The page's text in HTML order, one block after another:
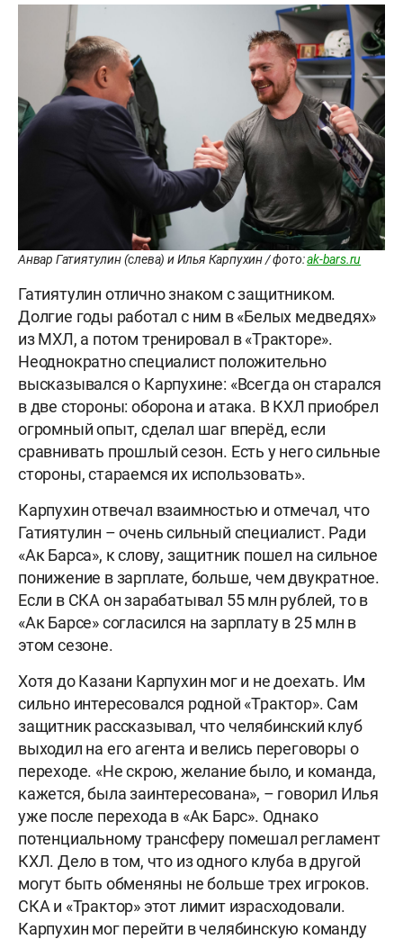
Анвар Гатиятулин (слева) и Илья Карпухин / фото:ak-bars.ru
Гатиятулин отлично знаком с защитником.
Долгие годы работал с ним в «Белых медведях»
из МХЛ, а потом тренировал в «Тракторе».
Неоднократно специалист положительно
высказывался о Карпухине: «Всегда он старался
в две стороны: оборона и атака. В КХЛ приобрел
огромный опыт, сделал шаг вперёд, если
сравнивать прошлый сезон. Есть у него сильные
стороны, стараемся их использовать».
Карпухин отвечал взаимностью и отмечал, что
Гатиятулин – очень сильный специалист. Ради
«Ак Барса», к слову, защитник пошел на сильное
понижение в зарплате, больше, чем двукратное.
Если в СКА он зарабатывал 55 млн рублей, то в
«Ак Барсе» согласился на зарплату в 25 млн в
этом сезоне.
Хотя до Казани Карпухин мог и не доехать. Им
сильно интересовался родной «Трактор». Сам
защитник рассказывал, что челябинский клуб
выходил на его агента и велись переговоры о
переходе. «Не скрою, желание было, и команда,
кажется, была заинтересована», – говорил Илья
уже после перехода в «Ак Барс». Однако
потенциальному трансферу помешал регламент
КХЛ. Дело в том, что из одного клуба в другой
могут быть обменяны не больше трех игроков.
СКА и «Трактор» этот лимит израсходовали.
Карпухин мог перейти в челябинскую команду